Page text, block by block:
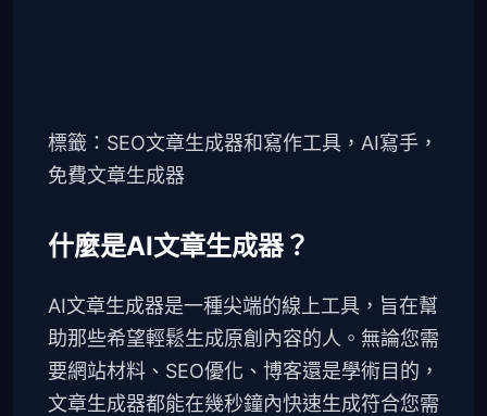
標籤：SEO文章生成器和寫作工具，AI寫手，
免費文章生成器
什麼是AI文章生成器？
AI文章生成器是一種尖端的線上工具，旨在幫
助那些希望輕鬆生成原創內容的人。無論您需
要網站材料、SEO優化、博客還是學術目的，
文章生成器都能在幾秒鐘內快速生成符合您需